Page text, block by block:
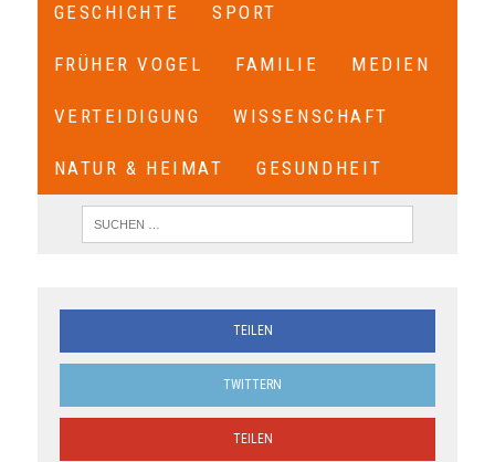
GESCHICHTE SPORT
FRÜHER VOGEL FAMILIE MEDIEN
VERTEIDIGUNG WISSENSCHAFT
NATUR & HEIMAT GESUNDHEIT
TEILEN
TWITTERN
TEILEN